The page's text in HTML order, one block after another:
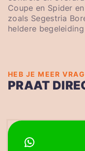
Coupe en Spider
zoals Segestria
heldere
HEB JE MEER
PRAAT